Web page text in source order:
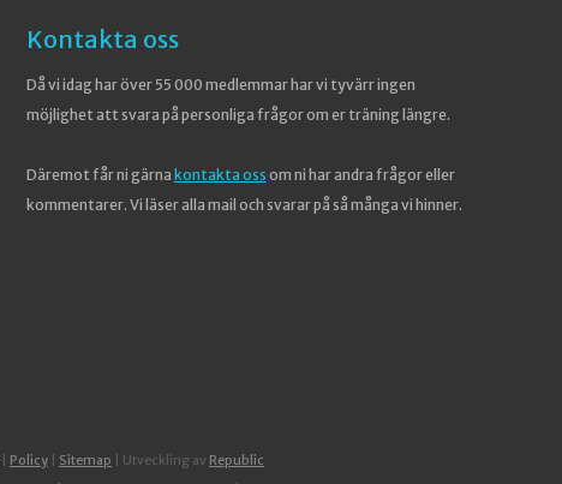
Kontakta oss
Då vi idag har över 55 000 medlemmar har vi tyvärr ingen
möjlighet att svara på personliga frågor om er träning längre.
Däremot får ni gärna kontakta oss om ni har andra frågor eller
kommentarer. Vi läser alla mail och svarar på så många vi hinner.
Policy Sitemap | Utveckling av Republic